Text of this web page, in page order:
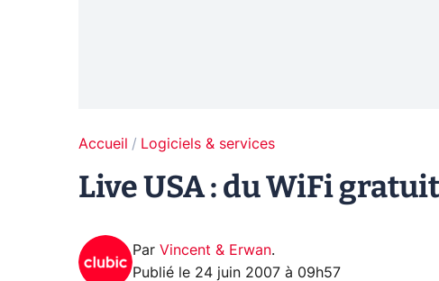
Accueil Logiciels & services
Live USA : du WiFi
Par Vincent & Erwan.
Publié le 24 juin 2007 à 09h57